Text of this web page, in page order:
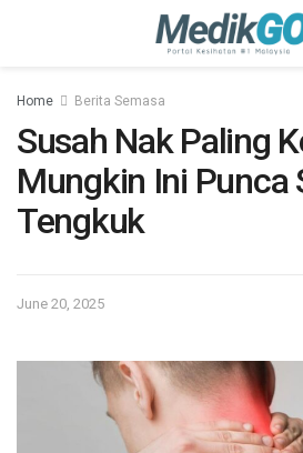
Home Berita Semasa
Susah Nak Paling
Mungkin Ini Punca
Tengkuk
June 20, 2025